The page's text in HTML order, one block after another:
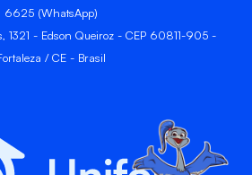
6625 (WhatsApp)
1321 - Edson Queiroz - CEP 60811-905 -
/ CE - Brasil